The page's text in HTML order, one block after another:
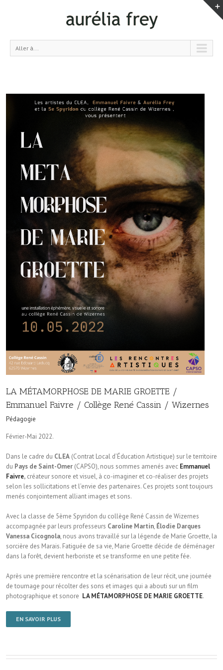
Aller à...
LA MÉTAMORPHOSE DE MARIE GROETTE /
Emmanuel Faivre / Collège René Cassin / Wizernes
Pédagogie
Février-Mai 2022.
Dans le cadre du CLEA (Contrat Local d’Éducation Artistique) sur le territoire
du Pays de Saint-Omer (CAPSO), nous sommes amenés avec Emmanuel
Faivre, créateur sonore et visuel, à co-imaginer et co-réaliser des projets
selon les sollicitations et l’envie des partenaires. Ces projets sont toujours
menés conjointement alliant images et sons.
Avec la classe de 5ème Spyridon du collège René Cassin de Wizernes
accompagnée par leurs professeurs Caroline Martin, Élodie Darques
Vanessa Cicognola, nous avons travaillé sur la légende de Marie Groette, la
sorcière des Marais. Fatiguée de sa vie, Marie Groette décide de déménager
dans la forêt, devient herboriste et se transforme en une petite fée.
Après une première rencontre et la scénarisation de leur récit, une journée
de tournage pour récolter des sons et images qui a abouti sur un film
photographique et sonore LA MÉTAMORPHOSE DE MARIE GROETTE.
EN SAVOIR PLUS